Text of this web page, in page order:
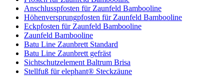
Anschlusspfosten für Zaunfeld Bambooline
Höhenversprungpfosten für Zaunfeld Bambooline
Eckpfosten für Zaunfeld Bambooline
Zaunfeld Bambooline
Batu Line Zaunbrett Standard
Batu Line Zaunbrett gefräst
Sichtschutzelement Baltrum Brisa
Stellfuß für elephant® Steckzäune